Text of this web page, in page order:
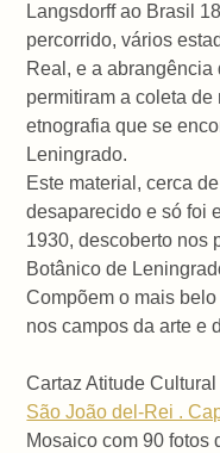
Langsdorff ao Brasil
percorrido, vários
Real, e a
permitiram a coleta
etnografia que se
Leningrado.
Este material, cerca
desaparecido e só foi
1930, descoberto nos
Botânico de
Compõem o mais
nos campos da arte e
Cartaz Atitude
São João del-Rei .
Mosaico com 90 fotos